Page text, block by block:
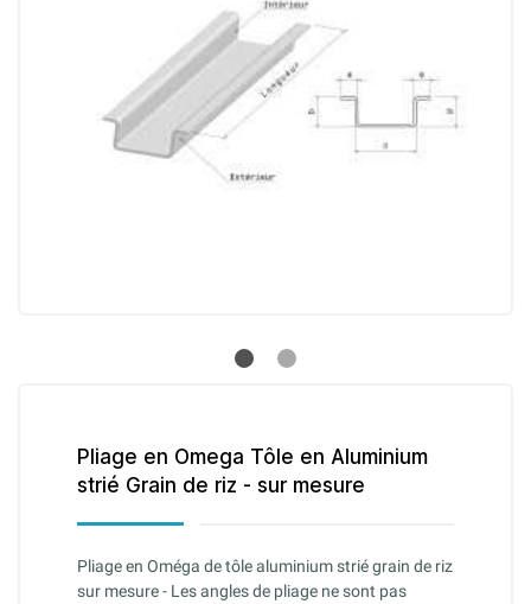
Pliage en Omega Tôle en Aluminium
strié Grain de riz - sur mesure
Pliage en Oméga de tôle aluminium strié grain de riz
sur mesure - Les angles de pliage ne sont pas